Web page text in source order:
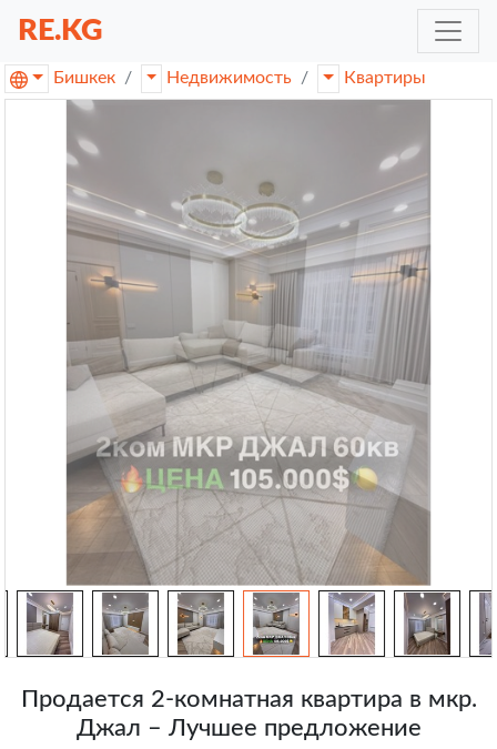
RE.KG
Бишкек Недвижимость Квартиры
Продается 2-комнатная квартира в мкр.
Джал – Лучшее предложение